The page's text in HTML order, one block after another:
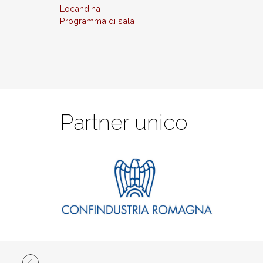
Locandina
Programma di sala
Partner unico